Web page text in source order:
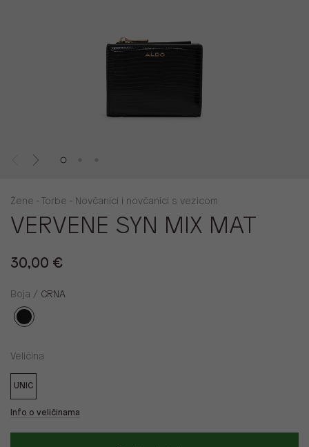
Žene - Torbe - Novčanici i novčanici s vezicom
VERVENE SYN MIX MAT
30,00 €
Boja / CRNA
Veličina
UNIC
Info o veličinama